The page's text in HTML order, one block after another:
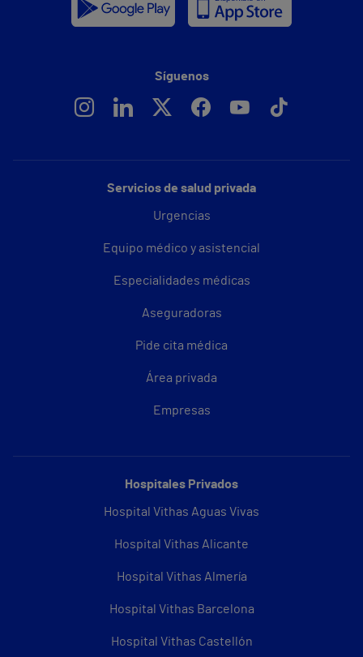
Servicios de salud privada
Urgencias
Equipo médico y asistencial
Especialidades médicas
Aseguradoras
Pide cita médica
Área privada
Empresas
Hospitales Privados
Hospital Vithas Aguas Vivas
Hospital Vithas Alicante
Hospital Vithas Almería
Hospital Vithas Barcelona
Hospital Vithas Castellón
Síguenos